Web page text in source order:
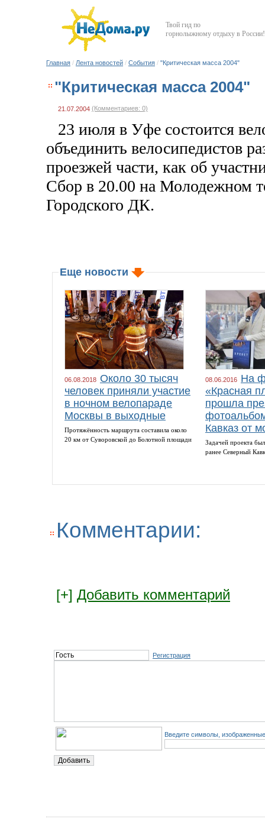
Твой гид по
горнолыжному отдыху в России!
Главная / Лента новостей / События / "Критическая масса 2004"
"Критическая масса 2004"
21.07.2004 (Комментариев: 0)
23 июля в Уфе состоится
объединить велосипедистов
проезжей части, как об
Сбор в 20.00 на Молодежном
Городского ДК.
Еще новости
06.08.2018 Около 30 тысяч
человек приняли участие
в ночном велопараде
Москвы в выходные
Протяжённость маршрута составила около
20 км от Суворовской до Болотной площади
08.06.2016 На
«Красная
прошла
Кавказ от
Задачей проекта
ранее Северный
Комментарии:
[+] Добавить комментарий
Регистрация
Введите символы,